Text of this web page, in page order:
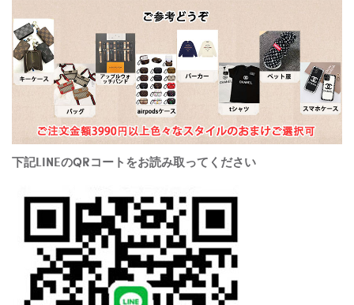
下記LINEのQRコートをお読み取ってください